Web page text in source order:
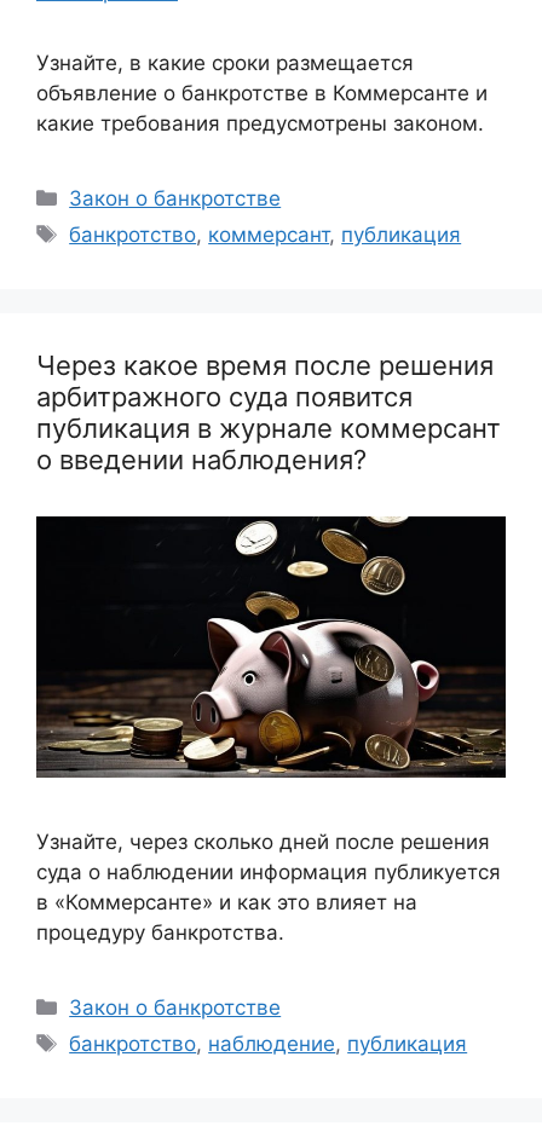
Узнайте, в какие сроки размещается
объявление о банкротстве в Коммерсанте и
какие требования предусмотрены законом.
Рубрики
Закон о банкротстве
Метки
банкротство, коммерсант, публикация
Через какое время после решения
арбитражного суда появится
публикация в журнале коммерсант
о введении наблюдения?
Узнайте, через сколько дней после решения
суда о наблюдении информация публикуется
в «Коммерсанте» и как это влияет на
процедуру банкротства.
Рубрики
Закон о банкротстве
Метки
банкротство, наблюдение, публикация